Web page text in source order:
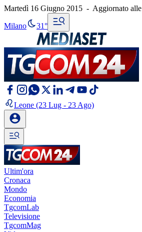
Martedì 16 Giugno 2015 - Aggiornato alle
Milano 31°
Leone (23 Lug - 23 Ago)
Ultim'ora
Cronaca
Mondo
Economia
TgcomLab
Televisione
TgcomMag